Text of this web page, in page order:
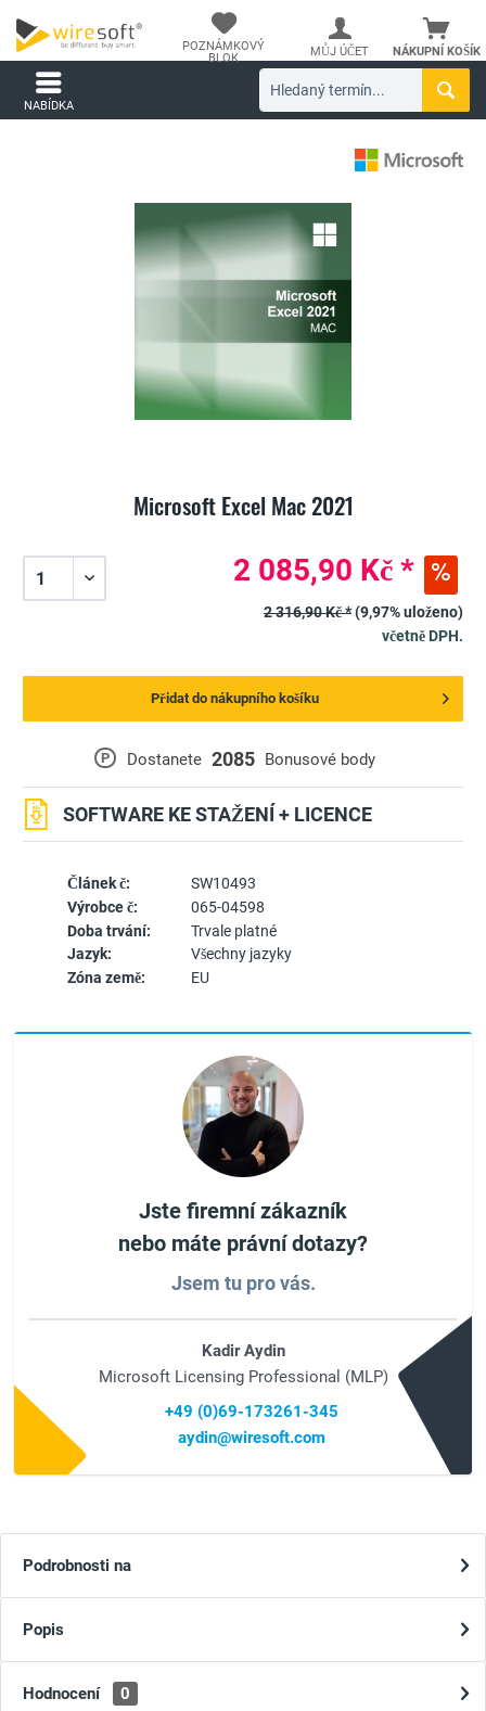
NÁKUPNÍ KOŠÍK
POZNÁMKOVÝ
BLOK
MŮJ ÚČET
NABÍDKA
Microsoft Excel Mac 2021
Článek č:
SW10493
Výrobce č:
065-04598
Doba trvání:
Trvale platné
Jazyk:
Všechny jazyky
Zóna země:
EU
P Dostanete 2085 Bonusové body
SOFTWARE KE STAŽENÍ + LICENCE
2 085,90 Kč *
2 316,90 Kč *(9,97% uloženo)
včetně DPH.
Přidat do nákupního košíku
Jste firemní zákazník
nebo máte právní dotazy?
Jsem tu pro vás.
Kadir Aydin
Microsoft Licensing Professional (MLP)
+49 (0)69-173261-345
aydin@wiresoft.com
Podrobnosti na
Popis
Hodnocení 0